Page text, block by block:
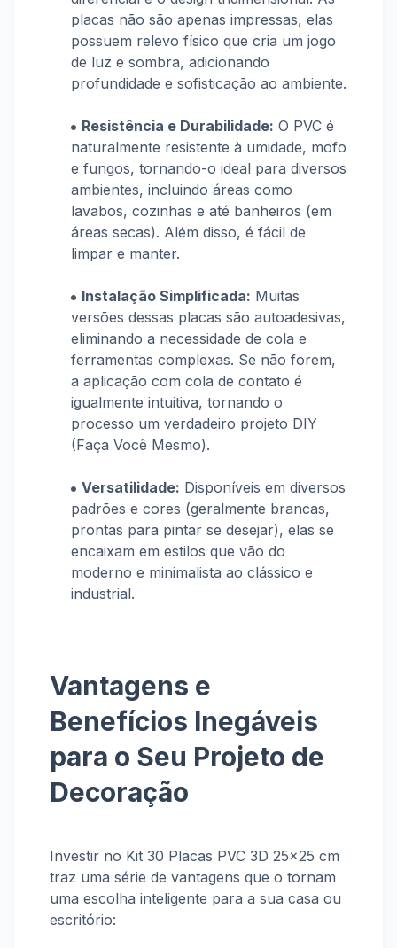
placas não são apenas impressas, elas
possuem relevo físico que cria um jogo
de luz e sombra, adicionando
profundidade e sofisticação ao ambiente.
Resistência e Durabilidade: O PVC é
naturalmente resistente à umidade, mofo
e fungos, tornando-o ideal para diversos
ambientes, incluindo áreas como
lavabos, cozinhas e até banheiros (em
áreas secas). Além disso, é fácil de
limpar e manter.
Instalação Simplificada: Muitas
versões dessas placas são autoadesivas,
eliminando a necessidade de cola e
ferramentas complexas. Se não forem,
a aplicação com cola de contato é
igualmente intuitiva, tornando o
processo um verdadeiro projeto DIY
(Faça Você Mesmo).
Versatilidade: Disponíveis em diversos
padrões e cores (geralmente brancas,
prontas para pintar se desejar), elas se
encaixam em estilos que vão do
moderno e minimalista ao clássico e
industrial.
Vantagens e
Benefícios Inegáveis
para o Seu Projeto de
Decoração
Investir no Kit 30 Placas PVC 3D 25x25 cm
traz uma série de vantagens que o tornam
uma escolha inteligente para a sua casa ou
escritório: